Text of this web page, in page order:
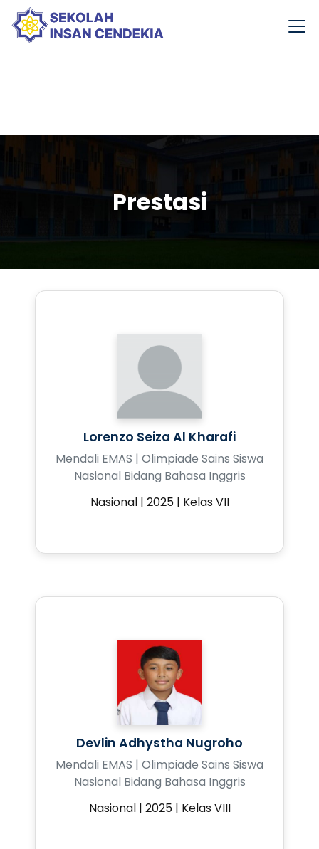
Prestasi
Lorenzo Seiza Al Kharafi
Mendali EMAS | Olimpiade Sains Siswa
Nasional Bidang Bahasa Inggris
Nasional | 2025 | Kelas VII
Devlin Adhystha Nugroho
Mendali EMAS | Olimpiade Sains Siswa
Nasional Bidang Bahasa Inggris
Nasional | 2025 | Kelas VIII